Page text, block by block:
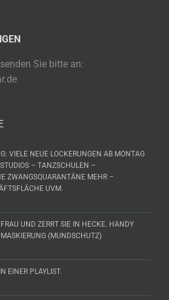
Sie bitte an:
VIELE NEUE LOCKERUNGEN AB MONTAG
– TANZSCHULEN –
ZWANGSQUARANTÄNE MEHR –
UVM.
UND ZERRT SIE IN HECKE. HANDY
MASKIERUNG (MUNDSCHUTZ)
EINER PLAYLIST.